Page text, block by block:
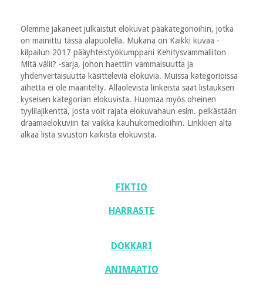
Olemme jakaneet julkaistut elokuvat pääkategorioihin, jotka
on mainittu tässä alapuolella. Mukana on Kaikki kuvaa -
kilpailun 2017 pääyhteistyökumppani Kehitysvammaliiton
Mitä välii? -sarja, johon haettiin vammaisuutta ja
yhdenvertaisuutta käsitteleviä elokuvia. Muissa kategorioissa
aihetta ei ole määritelty. Allaolevista linkeistä saat listauksen
kyseisen kategorian elokuvista. Huomaa myös oheinen
tyylilajikenttä, josta voit rajata elokuvahaun esim. pelkästään
draamaelokuviin tai vaikka kauhukomedioihin. Linkkien alta
alkaa lista sivuston kaikista elokuvista.
FIKTIO
HARRASTE
DOKKARI
ANIMAATIO